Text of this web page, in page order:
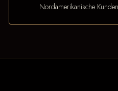
Nordamerikanische